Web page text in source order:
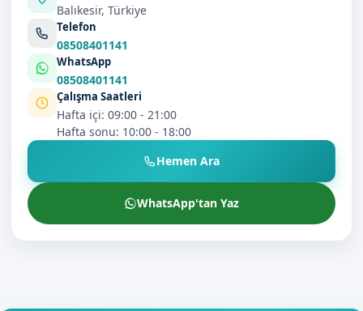
Balıkesir, Türkiye
Telefon
08508401141
WhatsApp
08508401141
Çalışma Saatleri
Hafta içi: 09:00 - 21:00
Hafta sonu: 10:00 - 18:00
Hemen Ara
WhatsApp'tan Yaz